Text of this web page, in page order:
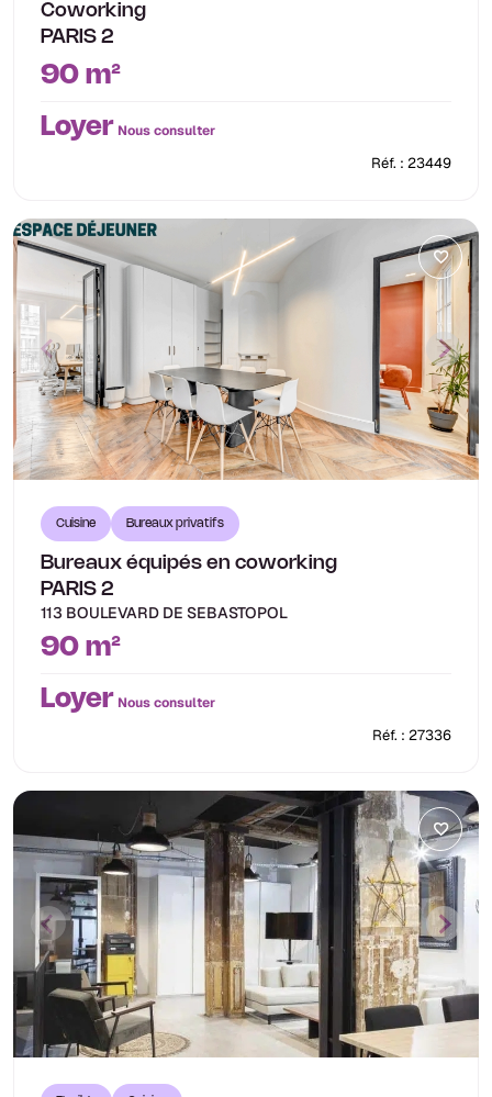
Coworking
PARIS 2
90 m²
Loyer Nous consulter
Réf. : 23449
Cuisine Bureaux privatifs
Bureaux équipés en coworking
PARIS 2
113 BOULEVARD DE SEBASTOPOL
90 m²
Loyer Nous consulter
Réf. : 27336